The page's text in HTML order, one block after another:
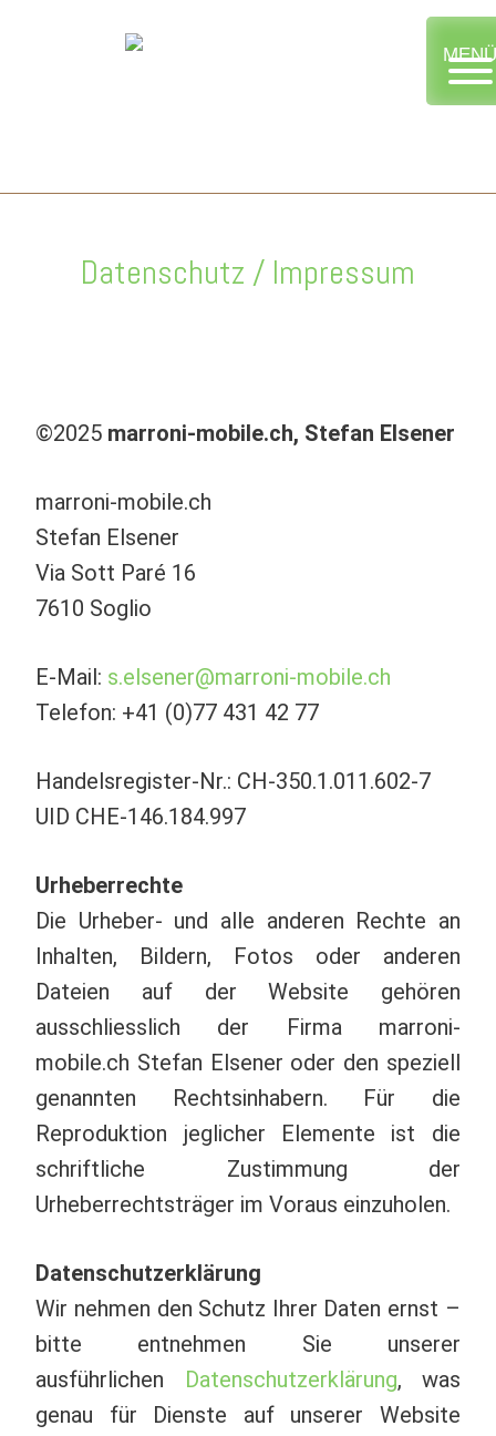
Marroni Mobile
Datenschutz / Impressum
©2025 marroni-mobile.ch, Stefan Elsener
marroni-mobile.ch
Stefan Elsener
Via Sott Paré 16
7610 Soglio
E-Mail: s.elsener@marroni-mobile.ch
Telefon: +41 (0)77 431 42 77
Handelsregister-Nr.: CH-350.1.011.602-7
UID CHE-146.184.997
Urheberrechte
Die Urheber- und alle anderen Rechte an
Inhalten, Bildern, Fotos oder anderen
Dateien auf der Website gehören
ausschliesslich der Firma marroni-
mobile.ch Stefan Elsener oder den speziell
genannten Rechtsinhabern. Für die
Reproduktion jeglicher Elemente ist die
schriftliche Zustimmung der
Urheberrechtsträger im Voraus einzuholen.
Datenschutzerklärung
Wir nehmen den Schutz Ihrer Daten ernst –
bitte entnehmen Sie unserer
ausführlichen
Datenschutzerklärung, was
genau für Dienste auf unserer Website